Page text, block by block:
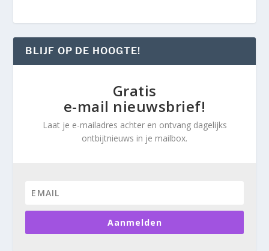
BLIJF OP DE HOOGTE!
Gratis
e-mail nieuwsbrief!
Laat je e-mailadres achter en ontvang dagelijks
ontbijtnieuws in je mailbox.
Aanmelden